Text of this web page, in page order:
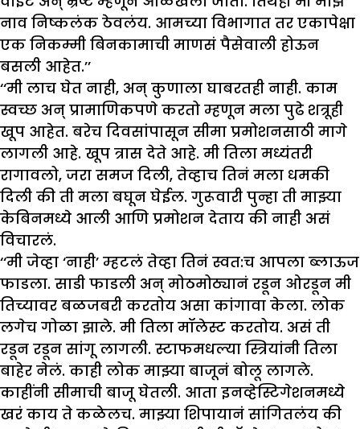
नाव निष्कलंक ठेवलंय. आमच्या विभागात तर एकापेक्षा
एक निकम्मी बिनकामाची माणसं पैसेवाली होऊन
बसली आहेत.’’
‘‘मी लाच घेत नाही, अन् कुणाला घाबरतही नाही. काम
स्वच्छ अन् प्रामाणिकपणे करतो म्हणून मला पुढे शत्रूही
खूप आहेत. बरेच दिवसांपासून सीमा प्रमोशनसाठी मागे
लागली आहे. खूप त्रास देते आहे. मी तिला मध्यंतरी
रागावलो, जरा समज दिली, तेव्हाच तिनं मला धमकी
दिली की ती मला बघून घेईल. गुरूवारी पुन्हा ती माझ्या
केबिनमध्ये आली आणि प्रमोशन देताय की नाही असं
विचारलं.
‘‘मी जेव्हा ‘नाही’ म्हटलं तेव्हा तिनं स्वत:च आपला ब्लाऊज
फाडला. साडी फाडली अन् मोठमोठ्यानं रडून ओरडून मी
तिच्यावर बळजबरी करतोय असा कांगावा केला. लोक
लगेच गोळा झाले. मी तिला मॉलेस्ट करतोय. असं ती
रडून रडून सांगू लागली. स्टाफमधल्या स्त्रियांनी तिला
बाहेर नेलं. काही लोक माझ्या बाजूनं बोलू लागले.
काहींनी सीमाची बाजू घेतली. आता इनव्हेस्टिगेशनमध्ये
खरं काय ते कळेलच. माझ्या शिपायानं सांगितलंय की